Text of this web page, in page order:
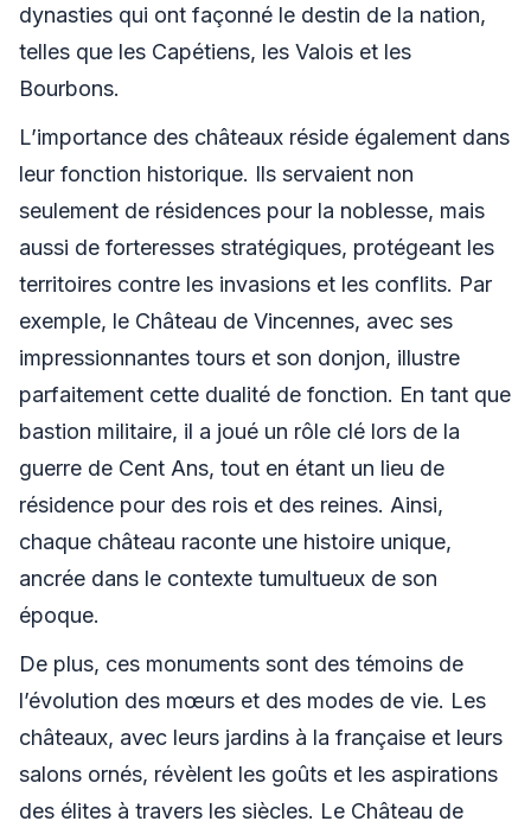
dynasties qui ont façonné le destin de la nation,
telles que les Capétiens, les Valois et les
Bourbons.
L’importance des châteaux réside également dans
leur fonction historique. Ils servaient non
seulement de résidences pour la noblesse, mais
aussi de forteresses stratégiques, protégeant les
territoires contre les invasions et les conflits. Par
exemple, le Château de Vincennes, avec ses
impressionnantes tours et son donjon, illustre
parfaitement cette dualité de fonction. En tant que
bastion militaire, il a joué un rôle clé lors de la
guerre de Cent Ans, tout en étant un lieu de
résidence pour des rois et des reines. Ainsi,
chaque château raconte une histoire unique,
ancrée dans le contexte tumultueux de son
époque.
De plus, ces monuments sont des témoins de
l’évolution des mœurs et des modes de vie. Les
châteaux, avec leurs jardins à la française et leurs
salons ornés, révèlent les goûts et les aspirations
des élites à travers les siècles. Le Château de